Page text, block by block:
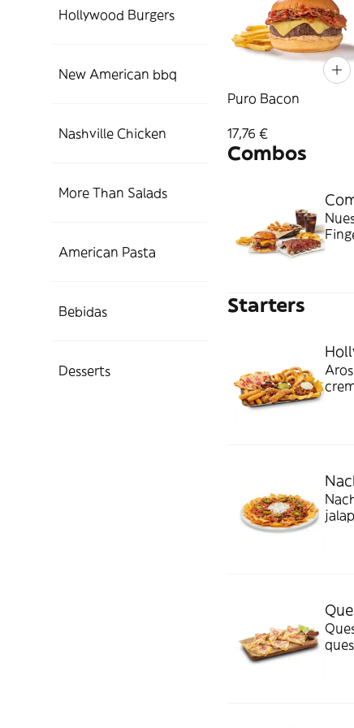
Hollywood Burgers
New American bbq
Nashville Chicken
More Than Salads
American Pasta
Bebidas
Desserts
Puro Bacon
17,76 €
Combos
Starters